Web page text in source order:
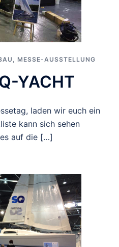
, MESSE-AUSSTELLUNG
YACHT
laden wir euch ein
kann sich sehen
auf die […]